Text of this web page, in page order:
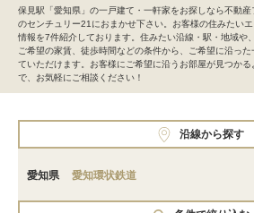
保見駅「愛知県」の一戸建て・一軒家をお探しなら不動
のセンチュリー21におまかせ下さい。お客様の住みたい
情報を7件紹介しております。住みたい沿線・駅・地域や
ご希望の家賃、徒歩時間などの条件から、ご希望に沿っ
ていただけます。お客様にご希望に沿うお部屋が見つか
で、お気軽にご相談ください！
沿線から探す
愛知県 愛知環状鉄道